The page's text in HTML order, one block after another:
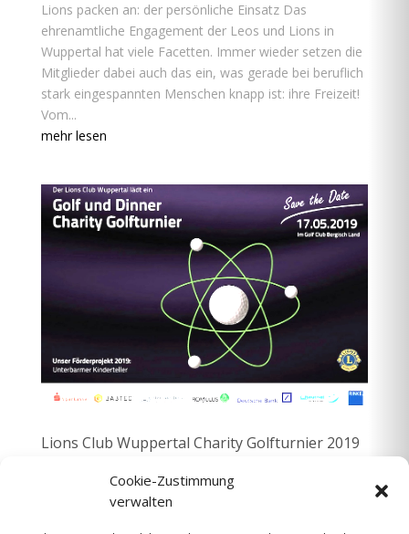
Cookie-Zustimmung
verwalten
Lions packen an: der persönliche Einsatz Das
ehrenamtliche Engagement der Leos und Lions in
Wuppertal hat viele Facetten. Immer wieder setzen die
Mitglieder dabei auch das ein, was gerade bei beruflich
stark eingespannten Menschen knapp ist: ihre Freizeit!
Vom...
mehr lesen
Lions Club Wuppertal Charity Golfturnier 2019
Am 17.05.2019 laden wir Euch wieder herzlich zum
Lions Charity Golfturnier im Golfclub Bergisch Land
Wuppertal e. V. ein. Alle Informationen zum Lions